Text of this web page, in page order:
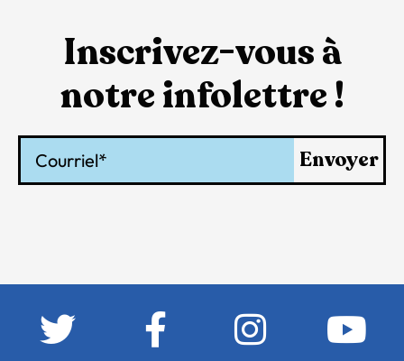
Inscrivez-vous à
notre infolettre !
Envoyer